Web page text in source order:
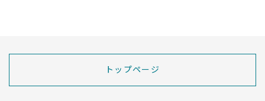
トップページ